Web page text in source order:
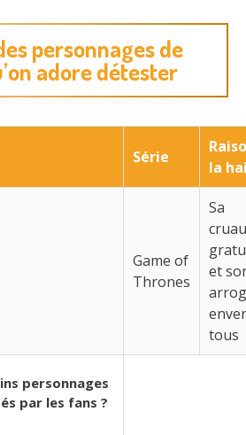
personnages de
adore détester
Série
la
Game of
Thrones
Sa
et
tous
personnages
par les fans ?